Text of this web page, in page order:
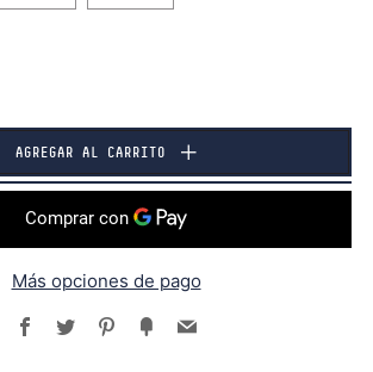
AGREGAR AL CARRITO
Más opciones de pago
Facebook
Twitter Pinterest
Fancy